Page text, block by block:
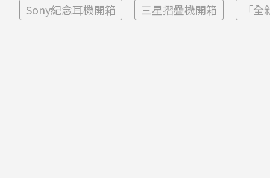
Sony紀念耳機開箱 三星摺疊機開箱 「